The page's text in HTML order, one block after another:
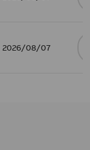
2026/08/07